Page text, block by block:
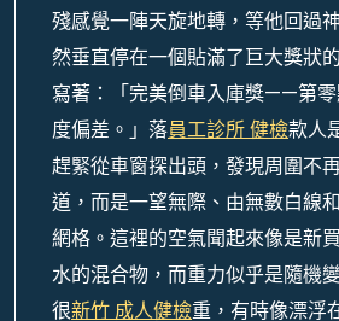
殘感覺一陣天旋地轉，等他回過
然垂直停在一個貼滿了巨大獎狀
寫著：「完美倒車入庫獎——第
度偏差。」落員工診所 健檢款人
趕緊從車窗探出頭，發現周圍不
道，而是一望無際、由無數白線
網格。這裡的空氣聞起來像是新
水的混合物，而重力似乎是隨機
很新竹 成人健檢重，有時像漂浮